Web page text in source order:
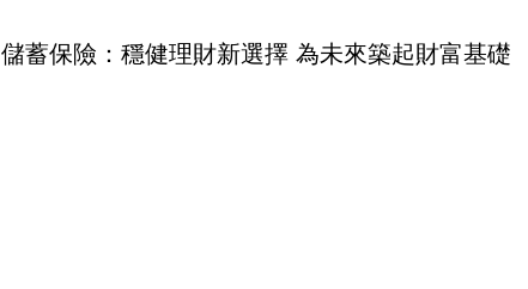
儲蓄保險：穩健理財新選擇 為未來築起財富基礎